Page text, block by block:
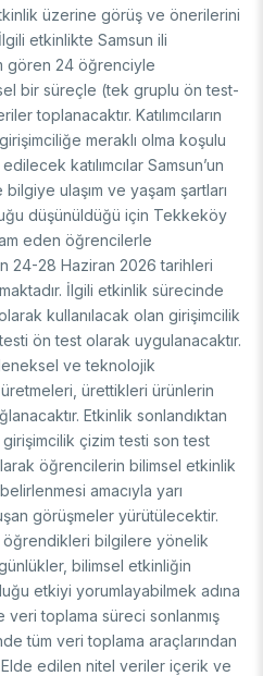
of Universities
Readiness Level (TRLs)
Years
üzerine görüş ve önerilerini
etkinlikte Samsun ili
gören 24 öğrenciyle
bir süreçle (tek gruplu ön test-
toplanacaktır. Katılımcıların
meraklı olma koşulu
katılımcılar Samsun’un
ulaşım ve yaşam şartları
düşünüldüğü için Tekkeköy
eden öğrencilerle
24-28 Haziran 2026 tarihleri
İlgili etkinlik sürecinde
kullanılacak olan girişimcilik
ön test olarak uygulanacaktır.
ve teknolojik
ürettikleri ürünlerin
Etkinlik sonlandıktan
çizim testi son test
öğrencilerin bilimsel etkinlik
amacıyla yarı
görüşmeler yürütülecektir.
bilgilere yönelik
bilimsel etkinliğin
etkiyi yorumlayabilmek adına
veri toplama süreci sonlanmış
tüm veri toplama araçlarından
edilen nitel veriler içerik ve